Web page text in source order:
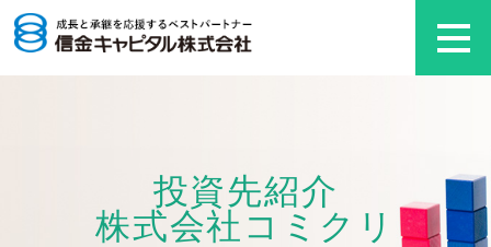
投資先紹介
株式会社コミクリ